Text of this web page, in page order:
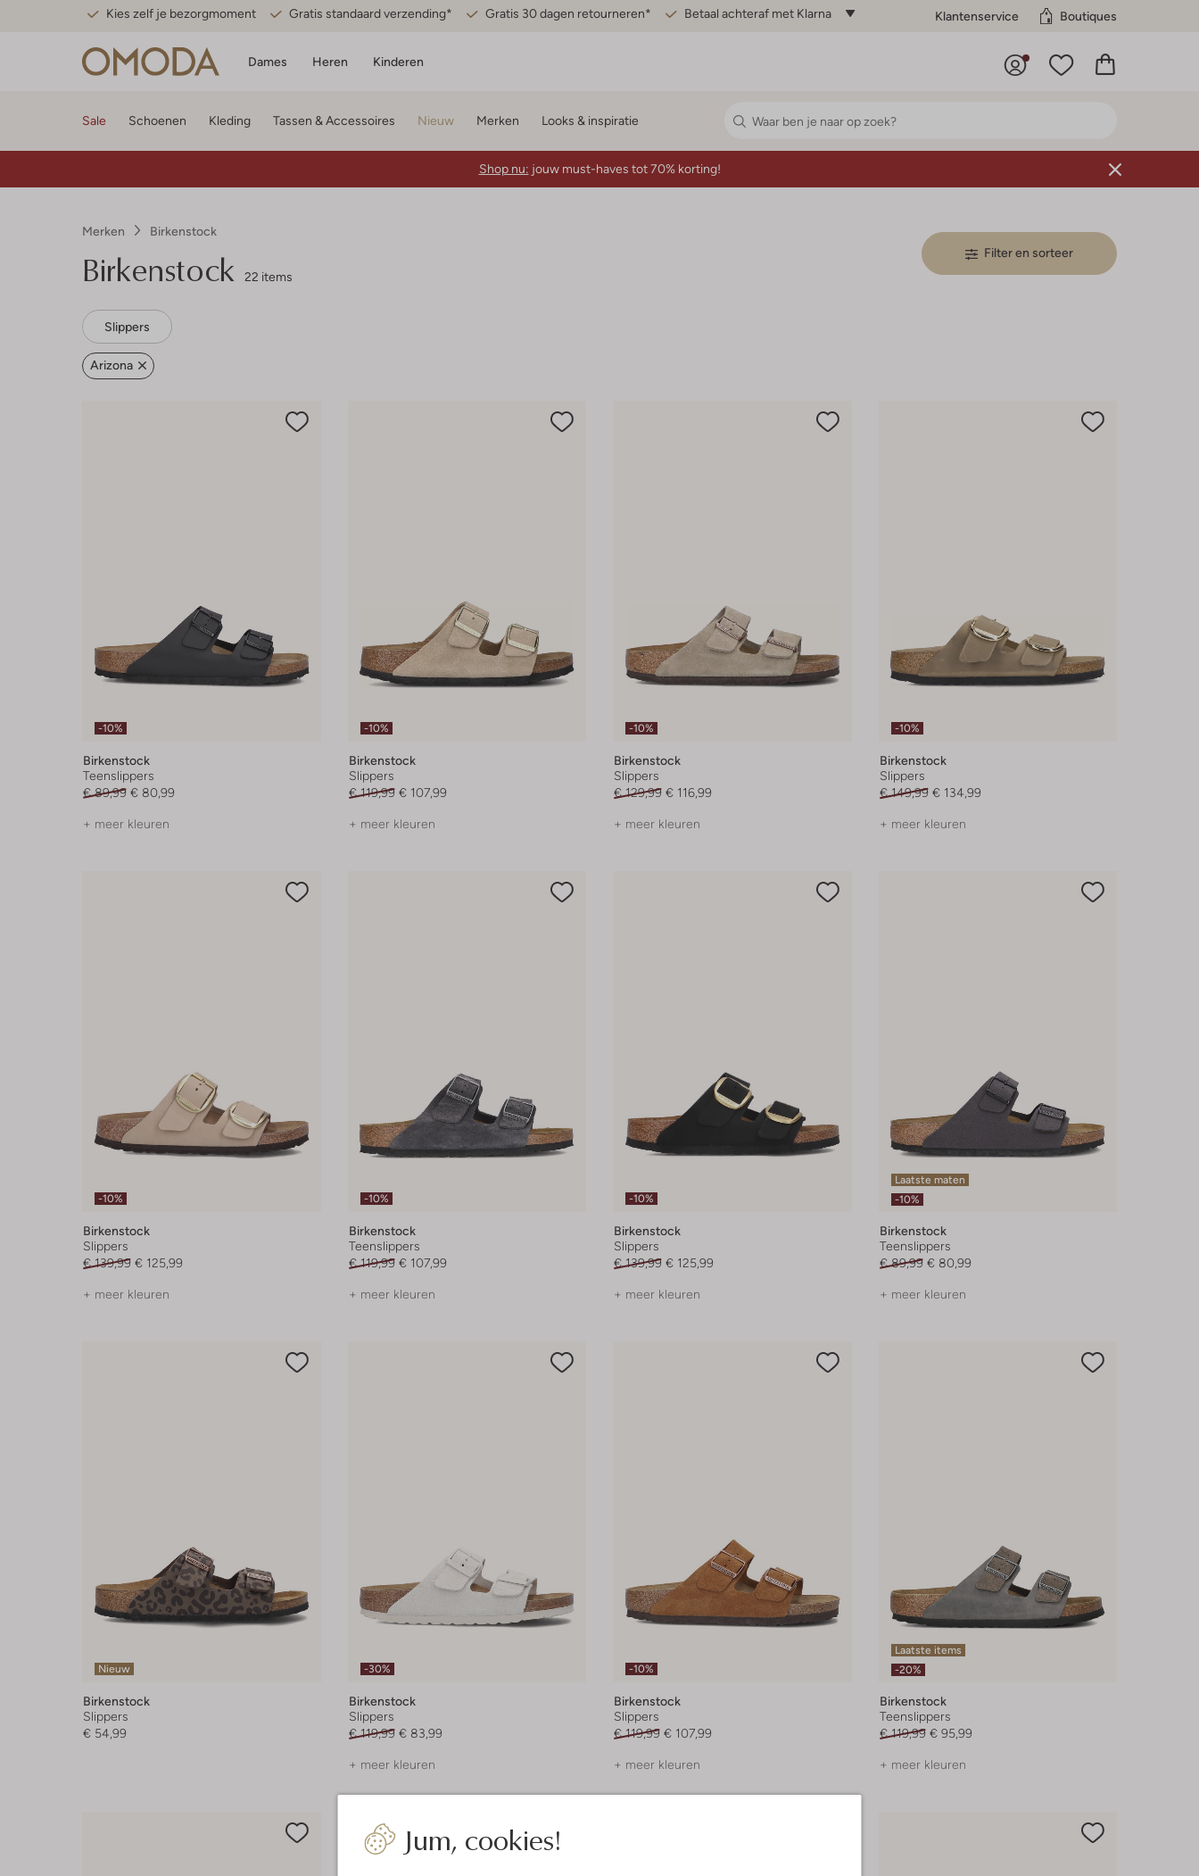
Kies zelf je bezorgmoment Gratis standaard verzending* Gratis 30 dagen retourneren* Betaal achteraf met Klarna Klantenservice Boutiques
Dames Heren Kinderen
Jum, cookies!
Sale Schoenen Kleding Tassen & Accessoires Nieuw Merken Looks & inspiratie
Shop nu: jouw must-haves tot 70% korting!
Merken Birkenstock
Birkenstock 22 items
Filter en sorteer
Slippers
Arizona
-10%
Birkenstock
Teenslippers
€ 89,99 € 80,99
+ meer kleuren
-10%
Birkenstock
Slippers
€ 119,99 € 107,99
+ meer kleuren
-10%
Birkenstock
Slippers
€ 129,99 € 116,99
+ meer kleuren
-10%
Birkenstock
Slippers
€ 149,99 € 134,99
+ meer kleuren
-10%
Birkenstock
Slippers
€ 139,99 € 125,99
+ meer kleuren
-10%
Birkenstock
Teenslippers
€ 119,99 € 107,99
+ meer kleuren
-10%
Birkenstock
Slippers
€ 139,99 € 125,99
+ meer kleuren
Laatste maten
-10%
Birkenstock
Teenslippers
€ 89,99 € 80,99
+ meer kleuren
Nieuw
Birkenstock
Slippers
€ 54,99
-30%
Birkenstock
Slippers
€ 119,99 € 83,99
+ meer kleuren
-10%
Birkenstock
Slippers
€ 119,99 € 107,99
+ meer kleuren
Laatste items
-20%
Birkenstock
Teenslippers
€ 119,99 € 95,99
+ meer kleuren